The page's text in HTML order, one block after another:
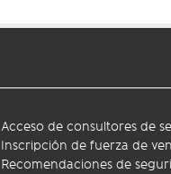
Acceso de consultores de
Inscripción de fuerza de
Recomendaciones de